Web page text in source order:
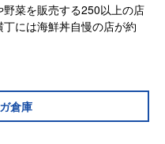
菜を販売する250以上の店
には海鮮丼自慢の店が約
倉庫